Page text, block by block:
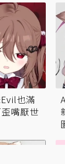
也滿
嘴厭世